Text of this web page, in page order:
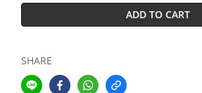
ADD TO CART
SHARE